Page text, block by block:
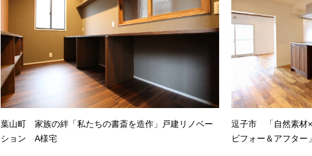
葉山町 家族の絆「私たちの書斎を造作」戸建リノベー
ション A様宅
逗子市 「自然素材×
ビフォー＆アフター